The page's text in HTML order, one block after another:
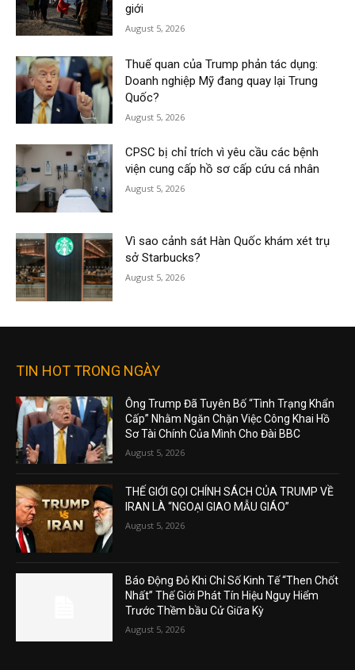
giới
August 5, 2026
Thuế quan của Trump phản tác dụng:
Doanh nghiệp Mỹ đang quay lại Trung
Quốc?
August 5, 2026
CPSC bị chỉ trích vì yêu cầu các bệnh
viện cung cấp hồ sơ cấp cứu cá nhân
August 5, 2026
Vì sao cảnh sát Hàn Quốc khám xét trụ
sở Starbucks?
August 5, 2026
TIN HOT TRONG NGÀY
Ông Trump Đã Tuyên Bố “Tình Trạng Khẩn
Cấp” Nhằm Ngăn Chặn Việc Công Khai Hồ
Sơ Tài Chính Của Mình Cho Đài BBC
August 5, 2026
THẾ GIỚI GỌI CHÍNH SÁCH CỦA TRUMP VỀ
IRAN LÀ “NGOẠI GIAO MẪU GIÁO”
August 5, 2026
Báo Động Đỏ Khi Chỉ Số Kinh Tế “Then Chốt
Nhất” Thế Giới Phát Tín Hiệu Nguy Hiểm
Trước Thềm bầu Cử Giữa Kỳ
August 5, 2026